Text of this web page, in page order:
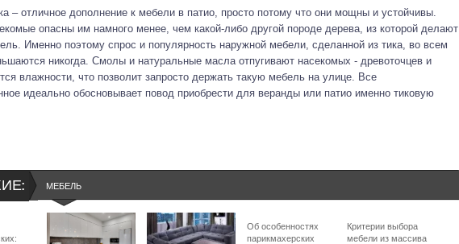
– отличное дополнение к мебели в патио, просто потому что они мощны и устойчивы.
опасны им намного менее, чем какой-либо другой породе дерева, из которой делают
Именно поэтому спрос и популярность наружной мебели, сделанной из тика, во всем
никогда. Смолы и натуральные масла отпугивают насекомых - древоточцев и
влажности, что позволит запросто держать такую мебель на улице. Все
идеально обосновывает повод приобрести для веранды или патио именно тиковую
МЕБЕЛЬ
Об особенностях
парикмахерских
Критерии выбора
мебели из массива